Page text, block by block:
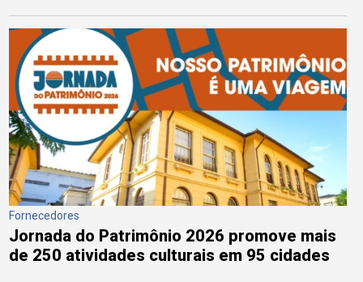
Fornecedores
Jornada do Patrimônio 2026 promove mais
de 250 atividades culturais em 95 cidades